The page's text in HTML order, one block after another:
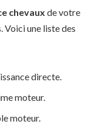
chevaux de votre
Voici une liste des
directe.
moteur.
moteur.